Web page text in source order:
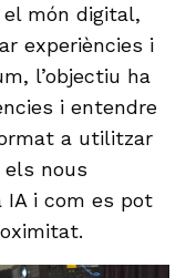
món digital,
experiències i
l’objectiu ha
i entendre
a utilitzar
els nous
IA i com es pot